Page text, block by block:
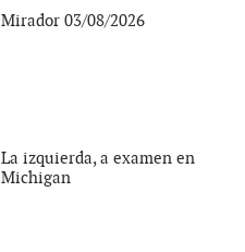
Mirador 03/08/2026
La izquierda, a examen en
Michigan